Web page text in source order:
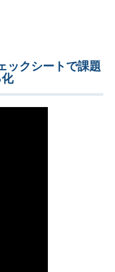
ックシートで課題